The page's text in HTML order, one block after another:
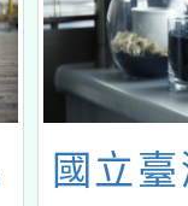
國立